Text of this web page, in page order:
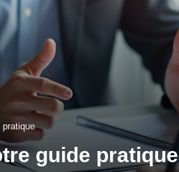
pratique
guide pratique